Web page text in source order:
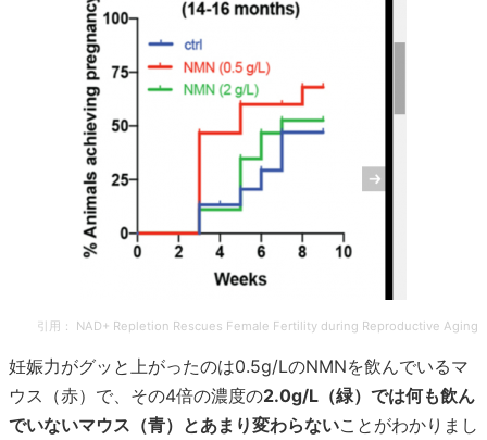
引用： NAD+ Repletion Rescues Female Fertility during Reproductive Aging
妊娠力がグッと上がったのは0.5g/LのNMNを飲んでいるマ
ウス（赤）で、その4倍の濃度の2.0g/L（緑）では何も飲ん
でいないマウス（青）とあまり変わらないことがわかりまし